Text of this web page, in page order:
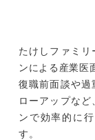
たけしファミ
ンによる産業医
復職前面談や過
ローアップな
ンで効率的に
す。